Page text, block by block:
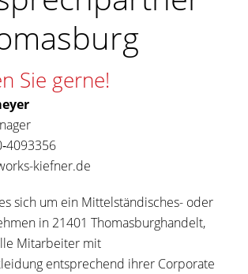
Sie gerne!
kiefner.de
sich um ein Mittelständisches- oder
in 21401 Thomasburghandelt,
Mitarbeiter mit
entsprechend ihrer Corporate